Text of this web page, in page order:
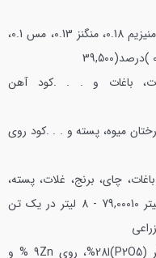
لیترازت 10، فسفات(P2O5)ا 4/4 پتاس 7، منیزیم 0.18، منگنز 0.13، مس 0.1،
کود آهن
کود روی
82,0001 لیتر(1 در هزار(باغات، چای، برنج، غلات، پسته،
بذرمال روی (لیتر(1روی 600 گرم /لیتر 79,00010 - 8 لیتر در یک تن
کود روی، فسفر و پتاس‌فوسین (لیتر(1فسفر (P2O5)ا28%، روی 9Zn % و